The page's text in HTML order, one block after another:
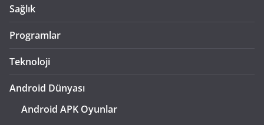
Sağlık
Programlar
Teknoloji
Android Dünyası
Android APK Oyunlar